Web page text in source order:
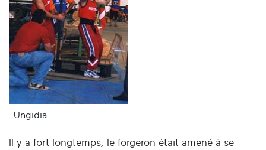
Ungidia
Il y a fort longtemps, le forgeron était amené à se